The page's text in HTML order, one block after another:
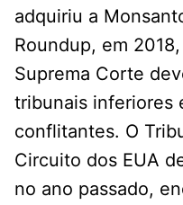
adquiriu a
Roundup, em
Suprema Corte
tribunais inferiores
conflitantes. O
Circuito dos EUA
no ano passado,